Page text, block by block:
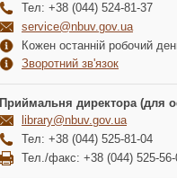
Тел: +38 (044) 524-81-37
service@nbuv.gov.ua
Кожен останній робочий
Зворотний зв'язок
Приймальня директора (для
library@nbuv.gov.ua
Тел: +38 (044) 525-81-04
Тел./факс: +38 (044) 525-56-